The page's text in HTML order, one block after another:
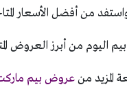
من أفضل الأسعار
اليوم من أبرز العروض
المزيد منعروض بيم